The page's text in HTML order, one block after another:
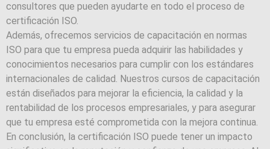
consultores que pueden ayudarte en todo el proceso de
certificación ISO.
Además, ofrecemos servicios de capacitación en normas
ISO para que tu empresa pueda adquirir las habilidades y
conocimientos necesarios para cumplir con los estándares
internacionales de calidad. Nuestros cursos de capacitación
están diseñados para mejorar la eficiencia, la calidad y la
rentabilidad de los procesos empresariales, y para asegurar
que tu empresa esté comprometida con la mejora continua.
En conclusión, la certificación ISO puede tener un impacto